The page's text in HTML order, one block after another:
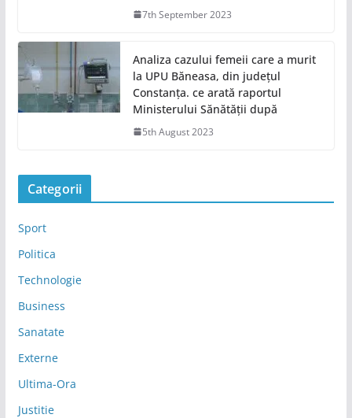
7th September 2023
Analiza cazului femeii care a murit
la UPU Băneasa, din județul
Constanța. ce arată raportul
Ministerului Sănătății după
5th August 2023
Categorii
Sport
Politica
Technologie
Business
Sanatate
Externe
Ultima-Ora
Justitie